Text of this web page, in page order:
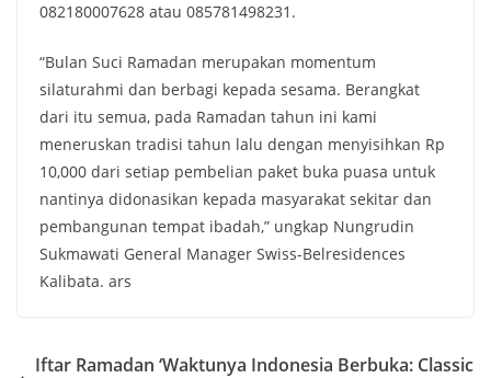
082180007628 atau 085781498231.
“Bulan Suci Ramadan merupakan momentum
silaturahmi dan berbagi kepada sesama. Berangkat
dari itu semua, pada Ramadan tahun ini kami
meneruskan tradisi tahun lalu dengan menyisihkan Rp
10,000 dari setiap pembelian paket buka puasa untuk
nantinya didonasikan kepada masyarakat sekitar dan
pembangunan tempat ibadah,” ungkap Nungrudin
Sukmawati General Manager Swiss-Belresidences
Kalibata. ars
Iftar Ramadan ‘Waktunya Indonesia Berbuka: Classic